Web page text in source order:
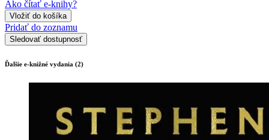
Ako čítať e-knihy?
Vložiť do košíka
Pridať do zoznamu
Sledovať dostupnosť
Ďalšie e-knižné vydania (2)